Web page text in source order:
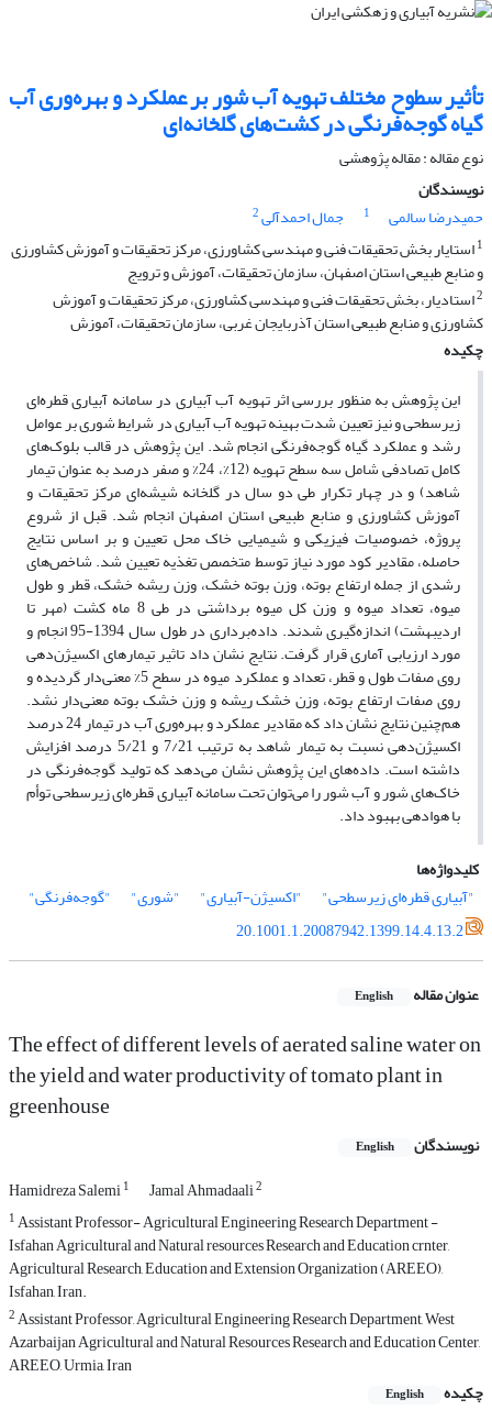
تأثیر سطوح مختلف تهویه آب شور بر عملکرد و بهره‌وری آب
گیاه گوجه‌فرنگی در کشت‌های گلخانه‌ای
نوع مقاله : مقاله پژوهشی
نویسندگان
حمیدرضا سالمی
1 جمال احمدآلی2
1استایار بخش تحقیقات فنی و مهندسی کشاورزی، مرکز تحقیقات و آموزش کشاورزی
و منابع طبیعی استان اصفهان، سازمان تحقیقات، آموزش و ترویج
2استادیار، بخش تحقیقات فنی و مهندسی کشاورزی، مرکز تحقیقات و آموزش
کشاورزی و منابع طبیعی استان آذربایجان غربی، سازمان تحقیقات، آموزش
چکیده
این پژوهش به منظور بررسی اثر تهویه آب آبیاری در سامانه آبیاری قطره‌ای
زیرسطحی و نیز تعیین شدت بهینه تهویه آب آبیاری در شرایط شوری بر عوامل
رشد و عملکرد گیاه گوجه‌فرنگی انجام شد. این پژوهش در قالب بلوک‌های
کامل تصادفی شامل سه سطح تهویه (12%، 24% و صفر درصد به عنوان تیمار
شاهد) و در چهار تکرار طی دو سال در گلخانه شیشه‌ای مرکز تحقیقات و
آموزش کشاورزی و منابع طبیعی استان اصفهان انجام شد. قبل از شروع
پروژه، خصوصیات فیزیکی و شیمیایی خاک محل تعیین و بر اساس نتایج
حاصله، مقادیر کود مورد نیاز توسط متخصص تغذیه تعیین شد. شاخص‌های
رشدی از جمله ارتفاع بوته، وزن بوته خشک، وزن ریشه خشک، قطر و طول
میوه، تعداد میوه و وزن کل میوه برداشتی در طی 8 ماه کشت (مهر تا
اردیبهشت) اندازه‌گیری شدند. داده‌برداری در طول سال 1394-95 انجام و
مورد ارزیابی آماری قرار گرفت. نتایج نشان داد تاثیر تیمار‌های اکسیژن‌دهی
روی صفات طول و قطر، تعداد و عملکرد میوه در سطح 5% معنی‌دار گردیده و
روی صفات ارتفاع بوته، وزن خشک ریشه و وزن خشک بوته معنی‌دار نشد.
هم‌چنین نتایج نشان داد که مقادیر عملکرد و بهره‌وری آب در تیمار 24 درصد
اکسیژن‌دهی نسبت به تیمار شاهد به ترتیب 7/21 و 5/21 درصد افزایش
داشته است. داده‌های این پژوهش نشان می‌دهد که تولید گوجه‌فرنگی در
خاک‌های شور و آب شور را می‌توان تحت سامانه آبیاری قطره‌ای زیرسطحی توأم
با هوادهی بهبود داد.
کلیدواژه‌ها
"آبیاری قطره‌ای زیرسطحی"
"اکسیژن-آبیاری" "شوری"
"گوجه‌فرنگی"
20.1001.1.20087942.1399.14.4.13.2
عنوان مقاله English
The effect of different levels of aerated saline water on
the yield and water productivity of tomato plant in
greenhouse
نویسندگان English
Hamidreza Salemi1 Jamal Ahmadaali2
1Assistant Professor- Agricultural Engineering Research Department -
Isfahan Agricultural and Natural resources Research and Education crnter,
Agricultural Research, Education and Extension Organization (AREEO),
Isfahan, Iran.
2Assistant Professor, Agricultural Engineering Research Department, West
Azarbaijan Agricultural and Natural Resources Research and Education Center,
AREEO, Urmia, Iran
چکیده
English